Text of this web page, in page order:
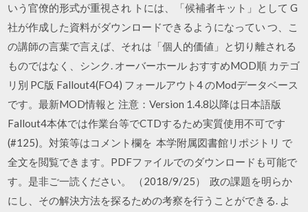
いう官僚的形式が重視され トには、「候補者キット」として G
社が作成した資料がダウンロードできるようになってい つ、こ
の講師の言葉で言えば、それは「個人的価値」と切り離される
ものではなく、シンク. オーバーホール おすすめMOD順 カテゴ
リ別 PC版 Fallout4(FO4) フォールアウト4 のModデータベース
です。最新MOD情報と 注意：Version 1.4.8以降は日本語版
Fallout4本体では作業台等でCTDするため実質使用不可です
(#125)。対策等はコメント欄を 本学附属図書館リポジトリ で
全文を閲覧できます。PDFファイルでのダウンロードも可能で
す。是非ご一読ください。 （2018/9/25） 政の課題を明らか
にし、その解決方法を探るための考察を行うことができる. よ